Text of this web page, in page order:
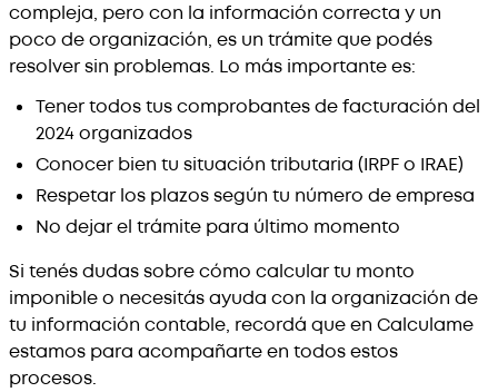
compleja, pero con la información correcta y un
poco de organización, es un trámite que podés
resolver sin problemas. Lo más importante es:
Tener todos tus comprobantes de facturación del
2024 organizados
Conocer bien tu situación tributaria (IRPF o IRAE)
Respetar los plazos según tu número de empresa
No dejar el trámite para último momento
Si tenés dudas sobre cómo calcular tu monto
imponible o necesitás ayuda con la organización de
tu información contable, recordá que en Calculame
estamos para acompañarte en todos estos
procesos.